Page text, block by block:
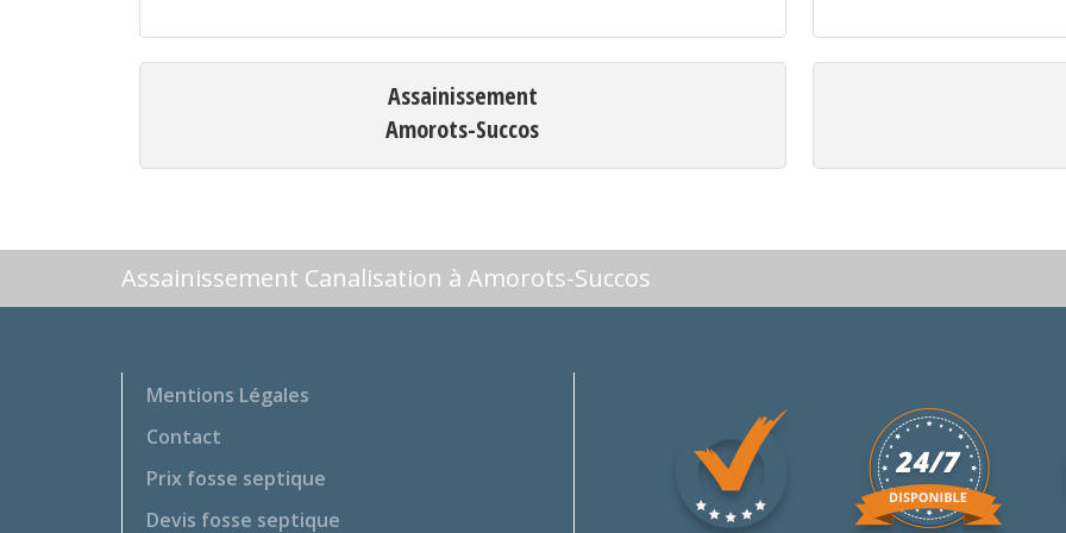
Assainissement
Amorots-Succos
Assainissement Canalisation à Amorots-Succos
Mentions Légales
Contact
Prix fosse septique
Devis fosse septique